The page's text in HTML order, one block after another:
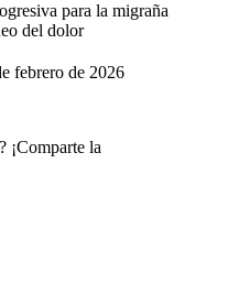
para la migraña
del dolor
febrero de 2026
¡Comparte la